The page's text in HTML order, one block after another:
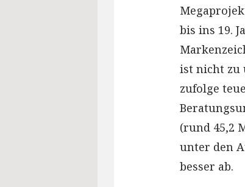
bis ins 19.
ist nicht zu
zufolge
(rund 45,2
unter den
besser ab.